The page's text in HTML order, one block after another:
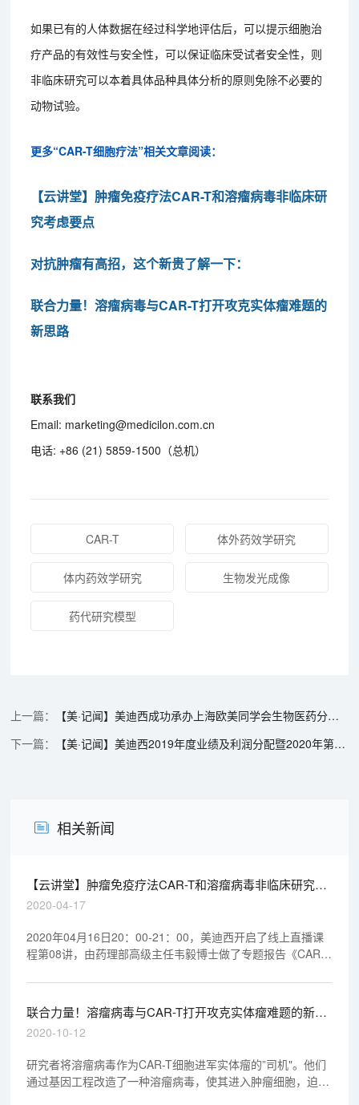
如果已有的人体数据在经过科学地评估后，可以提示细胞治
疗产品的有效性与安全性，可以保证临床受试者安全性，则
非临床研究可以本着具体品种具体分析的原则免除不必要的
动物试验。
更多“CAR-T细胞疗法”相关文章阅读：
【云讲堂】肿瘤免疫疗法CAR-T和溶瘤病毒非临床研
究考虑要点
对抗肿瘤有高招，这个新贵了解一下：
联合力量！溶瘤病毒与CAR-T打开攻克实体瘤难题的
新思路
联系我们
Email: marketing@medicilon.com.cn
电话: +86 (21) 5859-1500（总机）
CAR-T 体外药效学研究
体内药效学研究 生物发光成像
药代研究模型
【美·记闻】美迪西成功承办上海欧美同学会生物医药分会一周年活动
【美·记闻】美迪西2019年度业绩及利润分配暨2020年第一季度业绩说明会
相关新闻
【云讲堂】肿瘤免疫疗法CAR-T和溶瘤病毒非临床研究考
虑要点
2020-04-17
2020年04月16日20：00-21：00，美迪西开启了线上直播课
程第08讲，由药理部高级主任韦毅博士做了专题报告《CAR-T
频。
联合力量！溶瘤病毒与CAR-T打开攻克实体瘤难题的新思
路
2020-10-12
研究者将溶瘤病毒作为CAR-T细胞进军实体瘤的”司机"。他们
通过基因工程改造了一种溶瘤病毒，使其进入肿瘤细胞，迫使